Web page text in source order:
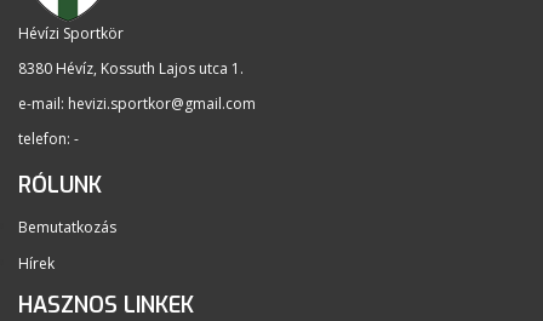
Hévízi Sportkör
8380 Hévíz, Kossuth Lajos utca 1 .
e-mail: hevizi.sportkor@gmail.com
telefon: -
RÓLUNK
Bemutatkozás
Hírek
HASZNOS LINKEK